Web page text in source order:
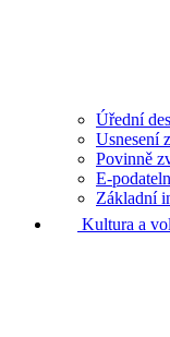
Úřední
Usnesení
Povinně
E-
Základní
Kultura a